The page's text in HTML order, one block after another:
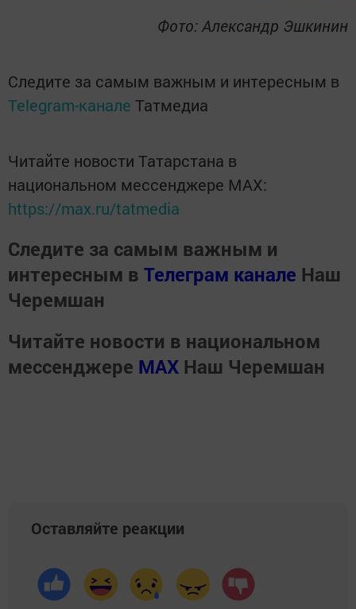
Фото: Александр Эшкинин
Следите за самым важным и интересным в
Telegram-канале Татмедиа
Читайте новости Татарстана в
национальном мессенджере MАХ:
https://max.ru/tatmedia
Следите за самым важным и
интересным в Телеграм канале Наш
Черемшан
Читайте новости в национальном
мессенджере MАХ Наш Черемшан
Оставляйте реакции